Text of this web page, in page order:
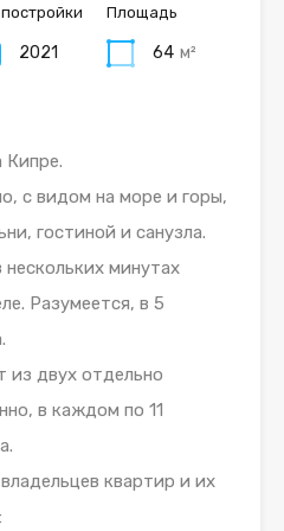
постройки
2021
Площадь
64 м²
Кипре.
с видом на море и горы,
гостиной и санузла.
минутах
Разумеется, в 5
из двух отдельно
в каждом по 11
квартир и их